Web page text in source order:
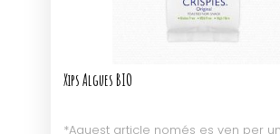
Xips Algues BIO
*Aquest article només es ven per